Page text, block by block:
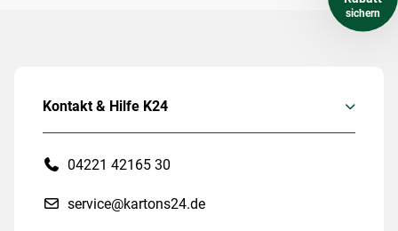
Kontakt & Hilfe K24
04221 42165 30
service@kartons24.de
sichern